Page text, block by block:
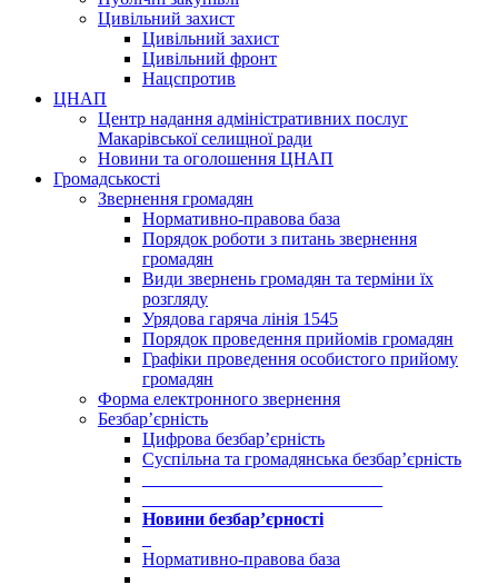
Цивільний захист
Цивільний захист
Цивільний фронт
Нацспротив
ЦНАП
Центр надання адміністративних послуг
Макарівської селищної ради
Новини та оголошення ЦНАП
Громадськості
Звернення громадян
Нормативно-правова база
Порядок роботи з питань звернення
громадян
Види звернень громадян та терміни їх
розгляду
Урядова гаряча лінія 1545
Порядок проведення прийомів громадян
Графіки проведення особистого прийому
громадян
Форма електронного звернення
Безбар’єрність
Цифрова безбар’єрність
Суспільна та громадянська безбар’єрність
Новини безбар’єрності
Нормативно-правова база